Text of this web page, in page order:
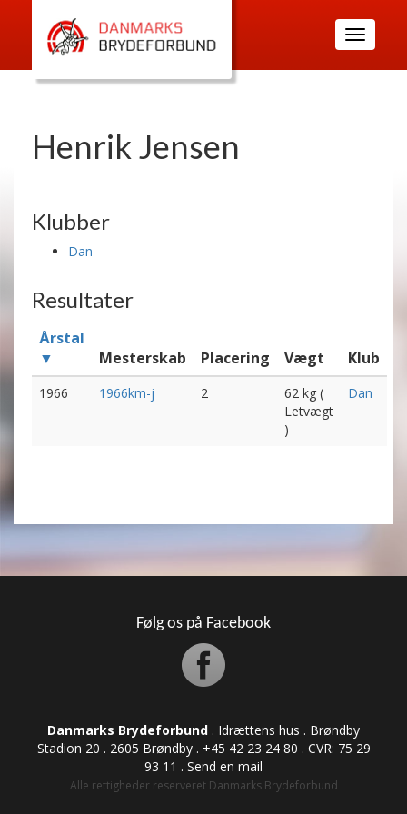
Toggle
navigation
Henrik Jensen
Klubber
Dan
Resultater
Årstal
▼
Mesterskab Placering Vægt Klub
1966 1966km-j 2
62 kg (
Letvægt
)
Dan
Følg os på Facebook
Danmarks Brydeforbund . Idrættens hus . Brøndby
Stadion 20 . 2605 Brøndby . +45 42 23 24 80 . CVR: ​​​​​​75 29
93 11 . Send en mail
Alle rettigheder reserveret Danmarks Brydeforbund